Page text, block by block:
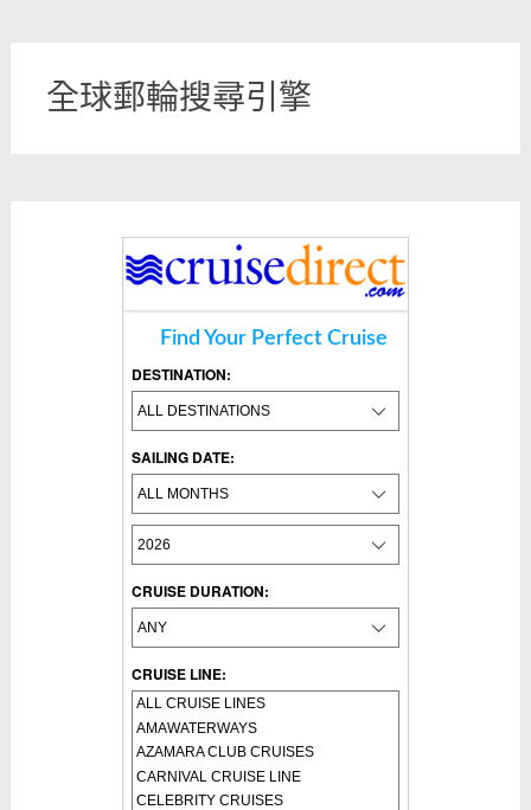
全球郵輪搜尋引擎
Find Your Perfect Cruise
DESTINATION:
SAILING DATE:
CRUISE DURATION:
CRUISE LINE: